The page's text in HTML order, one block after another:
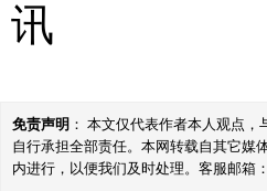
讯
免责声明 ： 本文仅代表作者本人观点
自行承担全部责任。本网转载自其它媒
内进行，以便我们及时处理。客服邮箱